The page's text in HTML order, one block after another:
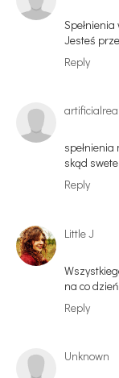
Jesteś
Reply
spełnienia
skąd
Reply
Little J
na co
Reply
Unknown